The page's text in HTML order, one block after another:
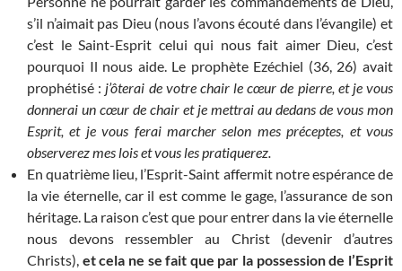
s’il n’aimait pas Dieu (nous l’avons écouté dans l’évangile) et
c’est le Saint-Esprit celui qui nous fait aimer Dieu, c’est
pourquoi Il nous aide. Le prophète Ezéchiel (36, 26) avait
prophétisé : j’ôterai de votre chair le cœur de pierre, et je vous
donnerai un cœur de chair et je mettrai au dedans de vous mon
Esprit, et je vous ferai marcher selon mes préceptes, et vous
observerez mes lois et vous les pratiquerez.
En quatrième lieu, l’Esprit-Saint affermit notre espérance de
la vie éternelle, car il est comme le gage, l’assurance de son
héritage. La raison c’est que pour entrer dans la vie éternelle
nous devons ressembler au Christ (devenir d’autres
Christs), et cela ne se fait que par la possession de l’Esprit